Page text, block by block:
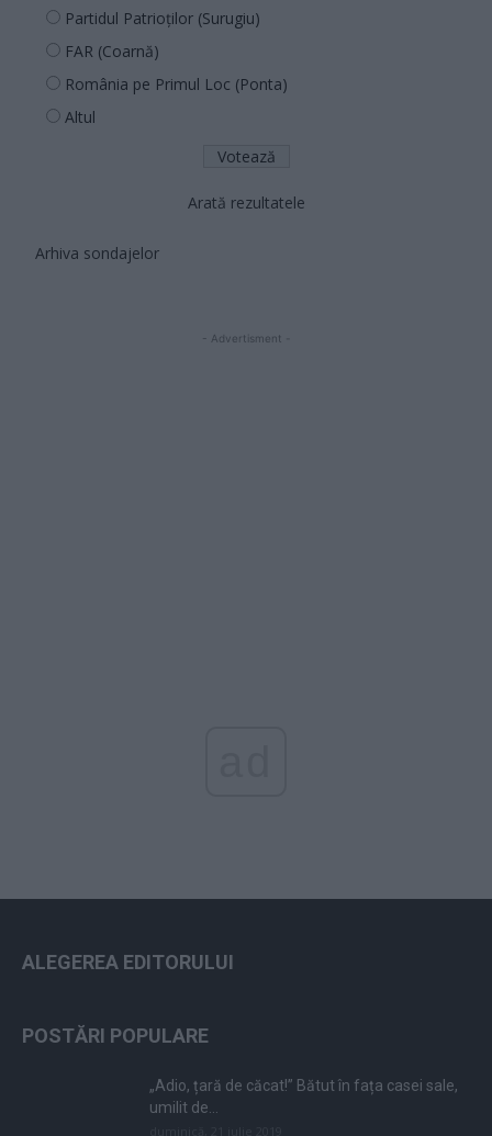
Partidul Patrioților (Surugiu)
FAR (Coarnă)
România pe Primul Loc (Ponta)
Altul
Arată rezultatele
Arhiva sondajelor
- Advertisment -
ALEGEREA EDITORULUI
POSTĂRI POPULARE
„Adio, țară de căcat!” Bătut în fața casei sale,
umilit de...